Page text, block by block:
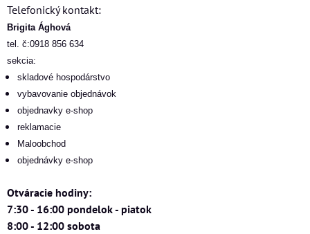
Telefonický kontakt:
Brigita Ághová
tel. č:0918 856 634
sekcia:
skladové hospodárstvo
vybavovanie objednávok
objednavky e-shop
reklamacie
Maloobchod
objednávky e-shop
Otváracie hodiny:
7:30 - 16:00 pondelok - piatok
8:00 - 12:00 sobota